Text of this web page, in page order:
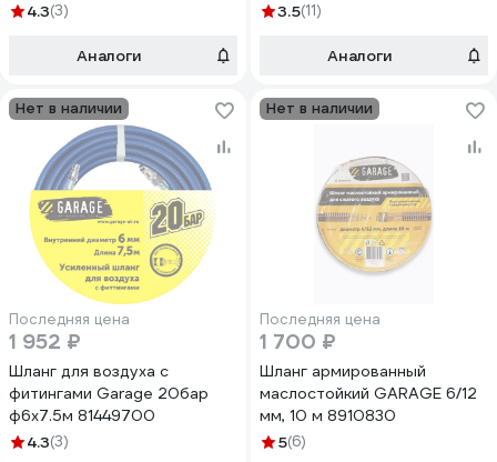
4.3(3)
Аналоги
3.5(11)
Аналоги
Нет в наличии
Последняя цена
1 952 ₽
Шланг для воздуха с
фитингами Garage 20бар
ф6х7.5м 81449700
4.3(3)
Нет в наличии
Последняя цена
1 700 ₽
Шланг армированный
маслостойкий GARAGE 6/12
мм, 10 м 8910830
5(6)